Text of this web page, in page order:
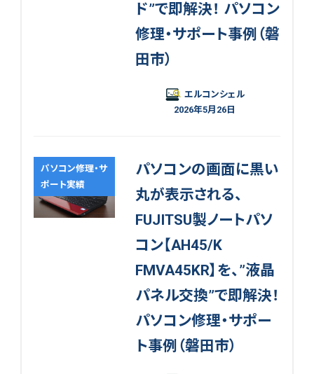
ド”で即解決！ パソコン
修理・サポート事例（磐
田市）
エルコンシェル
2026年5月26日
パソコン修理・サ
ポート実績
パソコンの画面に黒い
丸が表示される、
FUJITSU製ノートパソ
コン【AH45/K
FMVA45KR】を、”液晶
パネル交換”で即解決！
パソコン修理・サポー
ト事例（磐田市）